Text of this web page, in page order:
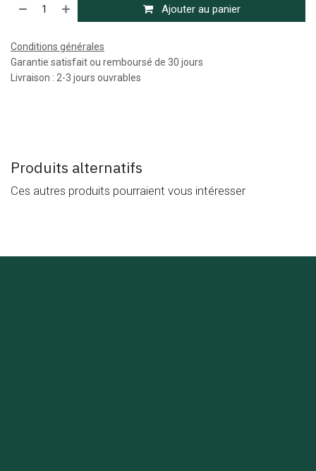
Ajouter au panier
Conditions générales
Garantie satisfait ou remboursé de 30 jours
Livraison : 2-3 jours ouvrables
Produits alternatifs
Ces autres produits pourraient vous intéresser